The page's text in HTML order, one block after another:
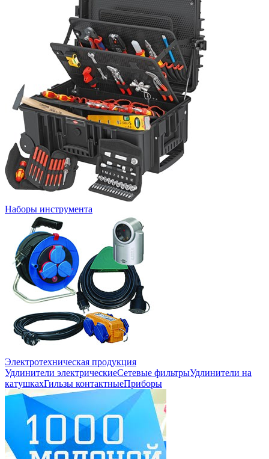
Наборы инструмента
Электротехническая продукция
Удлинители электрическиеСетевые фильтрыУдлинители на
катушкахГильзы контактныеПриборы